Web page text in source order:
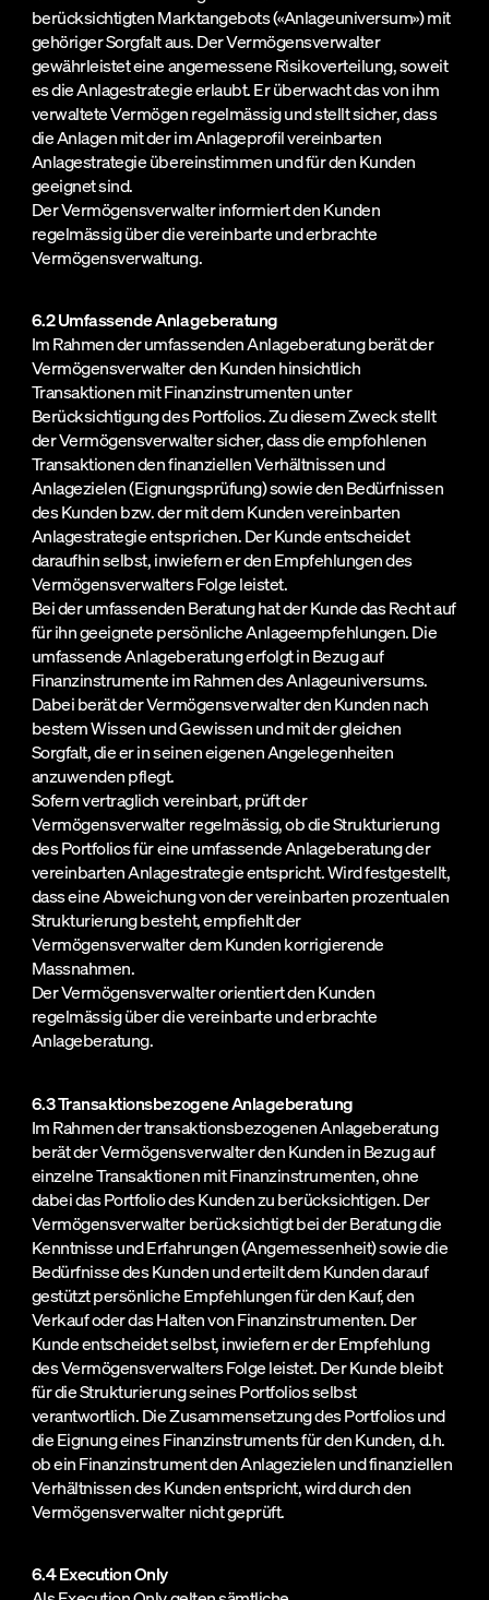
berücksichtigten Marktangebots («Anlageuniversum») mit
gehöriger Sorgfalt aus. Der Vermögensverwalter
gewährleistet eine angemessene Risikoverteilung, soweit
es die Anlagestrategie erlaubt. Er überwacht das von ihm
verwaltete Vermögen regelmässig und stellt sicher, dass
die Anlagen mit der im Anlageprofil vereinbarten
Anlagestrategie übereinstimmen und für den Kunden
geeignet sind.
Der Vermögensverwalter informiert den Kunden
regelmässig über die vereinbarte und erbrachte
Vermögensverwaltung.
6.2 Umfassende Anlageberatung
Im Rahmen der umfassenden Anlageberatung berät der
Vermögensverwalter den Kunden hinsichtlich
Transaktionen mit Finanzinstrumenten unter
Berücksichtigung des Portfolios. Zu diesem Zweck stellt
der Vermögensverwalter sicher, dass die empfohlenen
Transaktionen den finanziellen Verhältnissen und
Anlagezielen (Eignungsprüfung) sowie den Bedürfnissen
des Kunden bzw. der mit dem Kunden vereinbarten
Anlagestrategie entsprichen. Der Kunde entscheidet
daraufhin selbst, inwiefern er den Empfehlungen des
Vermögensverwalters Folge leistet.
Bei der umfassenden Beratung hat der Kunde das Recht auf
für ihn geeignete persönliche Anlageempfehlungen. Die
umfassende Anlageberatung erfolgt in Bezug auf
Finanzinstrumente im Rahmen des Anlageuniversums.
Dabei berät der Vermögensverwalter den Kunden nach
bestem Wissen und Gewissen und mit der gleichen
Sorgfalt, die er in seinen eigenen Angelegenheiten
anzuwenden pflegt.
Sofern vertraglich vereinbart, prüft der
Vermögensverwalter regelmässig, ob die Strukturierung
des Portfolios für eine umfassende Anlageberatung der
vereinbarten Anlagestrategie entspricht. Wird festgestellt,
dass eine Abweichung von der vereinbarten prozentualen
Strukturierung besteht, empfiehlt der
Vermögensverwalter dem Kunden korrigierende
Massnahmen.
Der Vermögensverwalter orientiert den Kunden
regelmässig über die vereinbarte und erbrachte
Anlageberatung.
6.3 Transaktionsbezogene Anlageberatung
Im Rahmen der transaktionsbezogenen Anlageberatung
berät der Vermögensverwalter den Kunden in Bezug auf
einzelne Transaktionen mit Finanzinstrumenten, ohne
dabei das Portfolio des Kunden zu berücksichtigen. Der
Vermögensverwalter berücksichtigt bei der Beratung die
Kenntnisse und Erfahrungen (Angemessenheit) sowie die
Bedürfnisse des Kunden und erteilt dem Kunden darauf
gestützt persönliche Empfehlungen für den Kauf, den
Verkauf oder das Halten von Finanzinstrumenten. Der
Kunde entscheidet selbst, inwiefern er der Empfehlung
des Vermögensverwalters Folge leistet. Der Kunde bleibt
für die Strukturierung seines Portfolios selbst
verantwortlich. Die Zusammensetzung des Portfolios und
die Eignung eines Finanzinstruments für den Kunden, d.h.
ob ein Finanzinstrument den Anlagezielen und finanziellen
Verhältnissen des Kunden entspricht, wird durch den
Vermögensverwalter nicht geprüft.
6.4 Execution Only